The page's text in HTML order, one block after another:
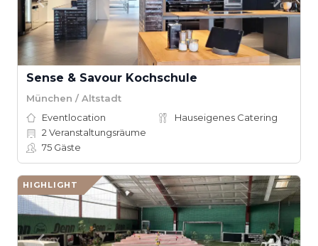
Sense & Savour Kochschule
München / Altstadt
Eventlocation
Hauseigenes Catering
2 Veranstaltungsräume
75 Gäste
HIGHLIGHT